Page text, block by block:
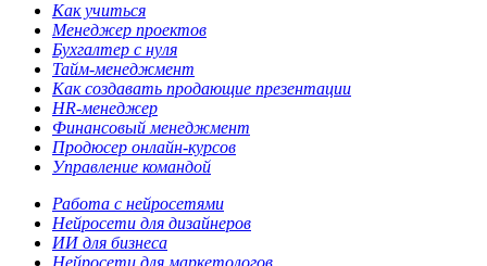
Как учиться
Менеджер проектов
Бухгалтер с нуля
Тайм-менеджмент
Как создавать продающие презентации
HR-менеджер
Финансовый менеджмент
Продюсер онлайн-курсов
Управление командой
Работа с нейросетями
Нейросети для дизайнеров
ИИ для бизнеса
Нейросети для маркетологов